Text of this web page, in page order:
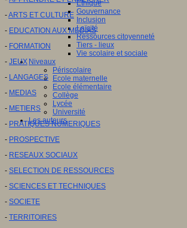
Ethique
Gouvernance
Inclusion
Laïcité
Ressources citoyenneté
Tiers - lieux
Vie scolaire et sociale
Niveaux
Périscolaire
Ecole maternelle
Ecole élémentaire
Collège
Lycée
Université
Les auteurs
-ARTS ET CULTURE
- EDUCATION AUX MEDIAS
- FORMATION
- JEUX
- LANGAGES
- MEDIAS
- METIERS
- PRATIQUES NUMERIQUES
- PROSPECTIVE
- RESEAUX SOCIAUX
- SELECTION DE RESSOURCES
- SCIENCES ET TECHNIQUES
- SOCIETE
- TERRITOIRES